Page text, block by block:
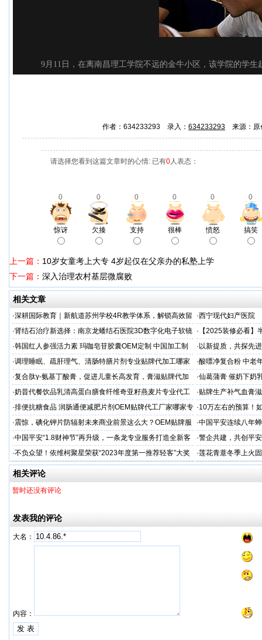
9月11日，在离南昌理工学院不远的金牛小区，该学院的学生
作者：634233293 录入： 634233293 来源：
请选择您看到这篇文章时的心情: 已有0人表态：
0 0 0 0 0 0
惊讶 欠揍 支持 很棒 愤怒 搞笑
上一篇： 10岁女童考上大专 4岁起仅在父亲办的私塾上学
下一篇： 深入治理农村基层微腐败
相关文章
·深耕国际教育｜新航道苏州学校4R教学体系，解锁高效留
学备考之路
·西宁现代妇产医院
·肾结石治疗新选择：南京龙蟠结石医院3D数字化电子软镜
保肾取石术
· 【2025装修必看
你省下3万冤枉钱！
·韩国红人参强活力素 玛咖皂苷胶囊OEM定制 中国加工制
造商
· 以新提质，共探先
·调理睡眠、疏肝理气、清肠特膳片剂专业贴牌代加工哪家
专业
·酸嘌净复合粉 中老
·复合肽γ-氨基丁酸膏，促进儿童长高发育，膏滋贴牌代加
工厂家
·仙葛蒲膏 催奶下奶
家
·奶昔代餐饮品乳清高蛋白膳食纤维奇亚籽燕麦片专业代工
厂家
·贴牌生产补气血膏
·排便抗糖食品 润肠通便减肥片剂OEM贴牌代工厂家哪家专
业
·10万左右的预算！
·震惊，碘化钾片防辐射未来商业前景这么大？OEM贴牌服
务商
·中国平安连续八年
品牌"
·中国平安“1.8财神节”再升级，一条龙专业服务打造全新客
户体验
·警企共建，共创平
人才专项培训
·不负众望！依维柯聚星荣获“2023年度第一推荐轻客”大奖 ·莲花青薏冬季上火
工厂
相关评论
暂时还没有评论
发表我的评论
大名：
内容：